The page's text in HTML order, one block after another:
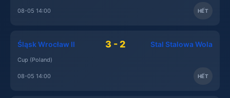
08-05 14:00 HẾT
Śląsk Wrocław II 3 - 2 Stal Stalowa Wola
Cup (Poland)
08-05 14:00 HẾT